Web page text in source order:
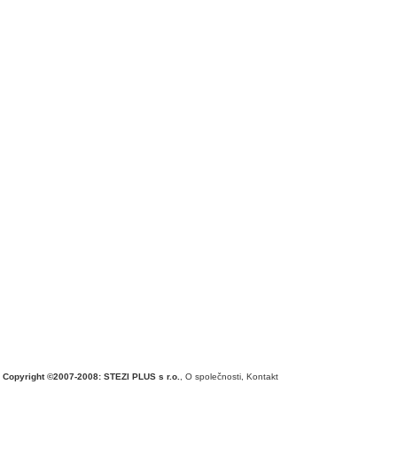
Copyright ©2007-2008: STEZI PLUS s r.o. O společnosti Kontakt